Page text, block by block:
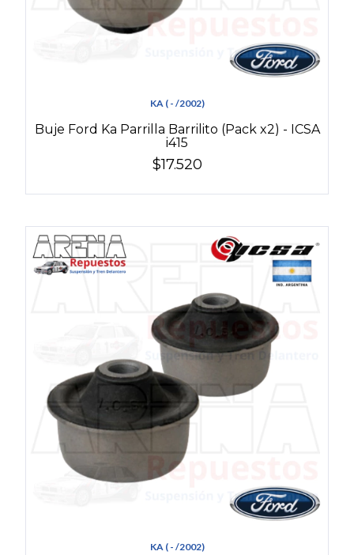
KA ( - /2002)
Buje Ford Ka Parrilla Barrilito (Pack x2) - ICSA
i415
$17.520
KA ( - /2002)